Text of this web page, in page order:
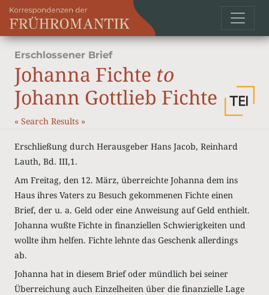
Erschlossener Brief
Johanna Fichte to
Johann Gottlieb Fichte
« Search Results »
Erschließung durch Herausgeber Hans Jacob, Reinhard
Lauth, Bd. III,1.
Am Freitag, den 12. März, überreichte Johanna dem ins
Haus ihres Vaters zu Besuch gekommenen Fichte einen
Brief, der u. a. Geld oder eine Anweisung auf Geld enthielt.
Johanna wußte Fichte in finanziellen Schwierigkeiten und
wollte ihm helfen. Fichte lehnte das Geschenk allerdings
ab.
Johanna hat in diesem Brief oder mündlich bei seiner
Überreichung auch Einzelheiten über die finanzielle Lage